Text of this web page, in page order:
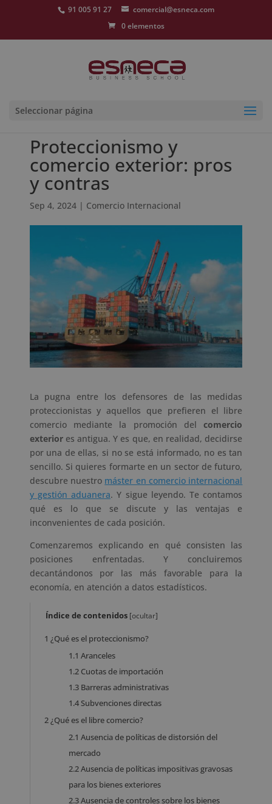
91 005 91 27
comercial@esneca.com
0 elementos
Seleccionar página
Proteccionismo y
comercio exterior: pros
y contras
Sep 4, 2024| Comercio Internacional
La pugna entre los defensores de las medidas
proteccionistas y aquellos que prefieren el libre
comercio mediante la promoción delcomercio
exteriores antigua. Y es que, en realidad, decidirse
por una de ellas, si no se está informado, no es tan
sencillo. Si quieres formarte en un sector de futuro,
descubre nuestro máster en comercio internacional
y gestión aduanera. Y sigue leyendo. Te contamos
qué es lo que se discute y las ventajas e
inconvenientes de cada posición.
Comenzaremos explicando en qué consisten las
posiciones enfrentadas. Y concluiremos
decantándonos por las más favorable para la
economía, en atención a datos estadísticos.
Índice de contenidos [ocultar]
1 ¿Qué es el proteccionismo?
1.1 Aranceles
1.2Cuotas de importación
1.3Barreras administrativas
1.4Subvenciones directas
2¿Qué es el libre comercio?
2.1 Ausencia de políticas de distorsión del
mercado
2.2Ausencia de políticas impositivas gravosas
para los bienes exteriores
2.3Ausencia de controles sobre los bienes